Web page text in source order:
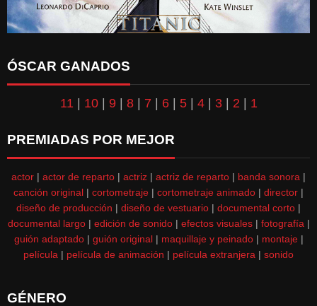
ÓSCAR GANADOS
11 | 10| 9| 8| 7 | 6| 5| 4| 3| 2 | 1
PREMIADAS POR MEJOR
actor | actor de reparto | actriz | actriz de reparto | banda sonora |
canción original | cortometraje | cortometraje animado | director |
diseño de producción | diseño de vestuario | documental corto |
documental largo| edición de sonido| efectos visuales| fotografía |
guión adaptado| guión original| maquillaje y peinado| montaje|
película | película de animación | película extranjera | sonido
GÉNERO